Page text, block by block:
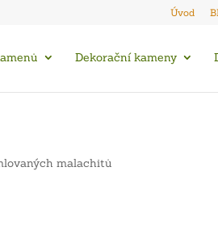
Úvod
Dekorační kameny
malachitů